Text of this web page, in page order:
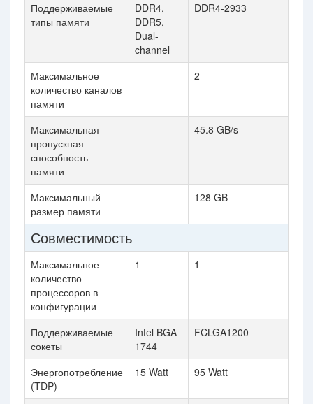
Поддерживаемые
типы памяти
DDR4,
DDR5,
Dual-
channel
DDR4-2933
Максимальное
количество каналов
памяти
2
Максимальная
пропускная
способность
памяти
45.8 GB/s
Максимальный
размер памяти
128 GB
Совместимость
Максимальное
количество
процессоров в
конфигурации
1 1
Поддерживаемые
сокеты
Intel BGA
1744
FCLGA1200
Энергопотребление
(TDP)
15 Watt 95 Watt